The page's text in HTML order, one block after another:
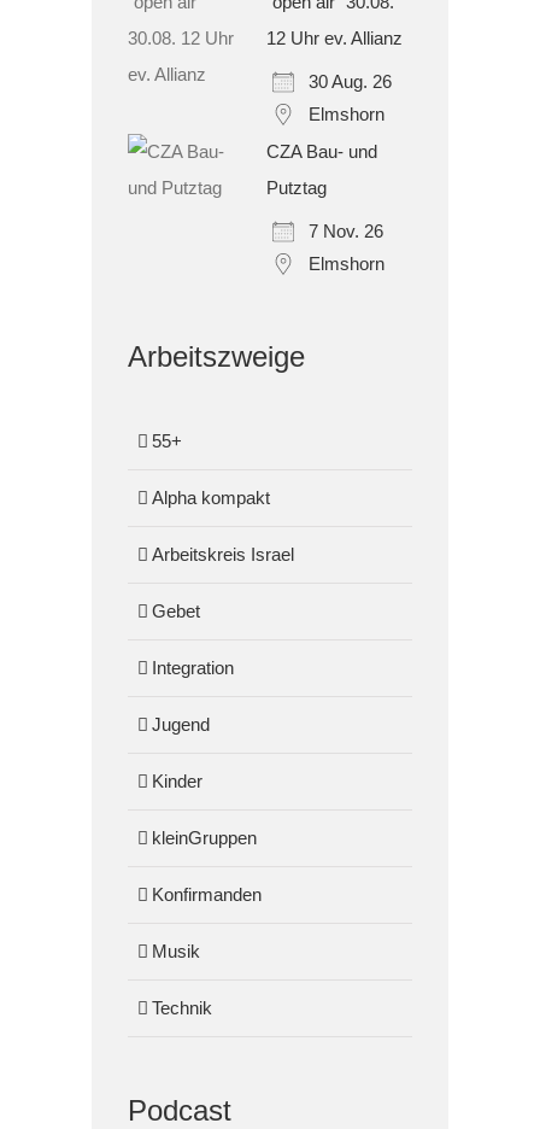
12 Uhr ev. Allianz
30 Aug. 26
Elmshorn
CZA Bau- und
Putztag
7 Nov. 26
Elmshorn
Arbeitszweige
55+
Alpha kompakt
Arbeitskreis Israel
Gebet
Integration
Jugend
Kinder
kleinGruppen
Konfirmanden
Musik
Technik
Podcast